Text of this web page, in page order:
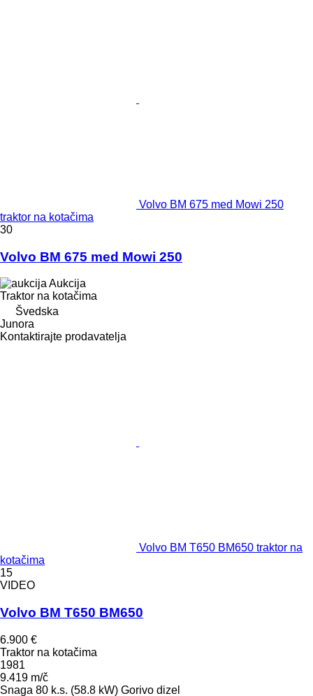
Volvo BM 675 med Mowi 250
traktor na kotačima
30
Volvo BM 675 med Mowi 250
Aukcija
Traktor na kotačima
Švedska
Junora
Kontaktirajte prodavatelja
Volvo BM T650 BM650 traktor na
kotačima
15
VIDEO
Volvo BM T650 BM650
6.900 €
Traktor na kotačima
1981
9.419 m/č
Snaga 80 k.s. (58.8 kW) Gorivo dizel